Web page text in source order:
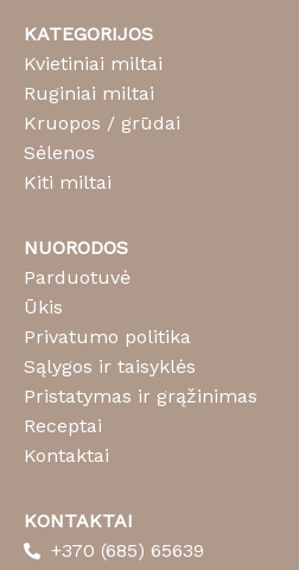
KATEGORIJOS
Kvietiniai miltai
Ruginiai miltai
Kruopos / grūdai
Sėlenos
Kiti miltai
NUORODOS
Parduotuvė
Ūkis
Privatumo politika
Sąlygos ir taisyklės
Pristatymas ir grąžinimas
Receptai
Kontaktai
KONTAKTAI
+370 (685) 65639